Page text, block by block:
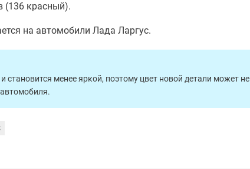
(136 красный).
на автомобили Лада Ларгус.
менее яркой, поэтому цвет новой детали может не